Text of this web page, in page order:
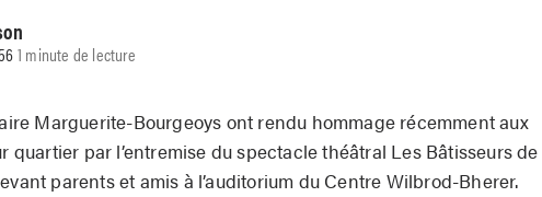
1 minute de lecture
Marguerite-Bourgeoys ont rendu hommage récemment aux
quartier par l’entremise du spectacle théâtral Les Bâtisseurs de
parents et amis à l’auditorium du Centre Wilbrod-Bherer.